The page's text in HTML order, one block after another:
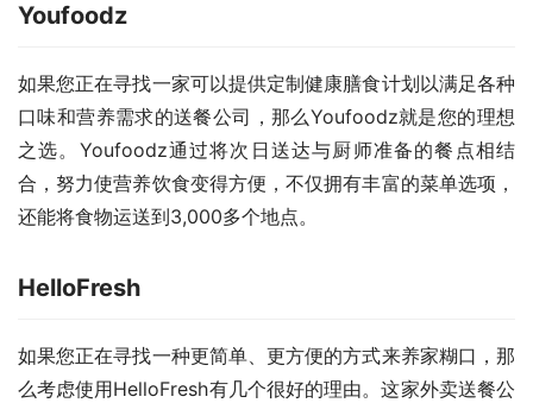
Youfoodz
如果您正在寻找一家可以提供定制健康膳食计划以满足各种
口味和营养需求的送餐公司，那么Youfoodz就是您的理想
之选。Youfoodz通过将次日送达与厨师准备的餐点相结
合，努力使营养饮食变得方便，不仅拥有丰富的菜单选项，
还能将食物运送到3,000多个地点。
HelloFresh
如果您正在寻找一种更简单、更方便的方式来养家糊口，那
么考虑使用HelloFresh有几个很好的理由。这家外卖送餐公